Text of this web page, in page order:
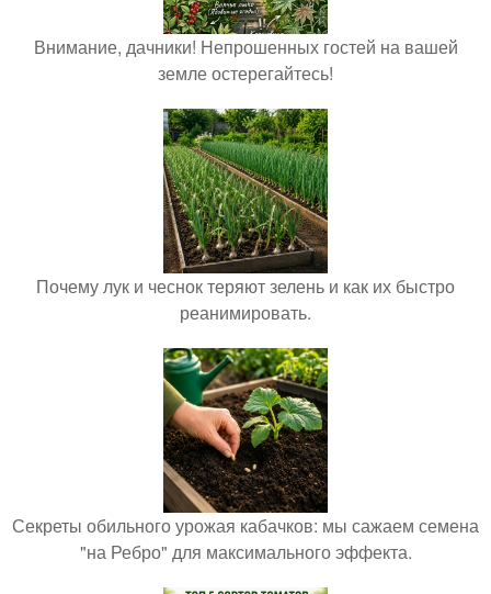
Внимание, дачники! Непрошенных гостей на вашей
земле остерегайтесь!
Почему лук и чеснок теряют зелень и как их быстро
реанимировать.
Секреты обильного урожая кабачков: мы сажаем семена
"на Ребро" для максимального эффекта.